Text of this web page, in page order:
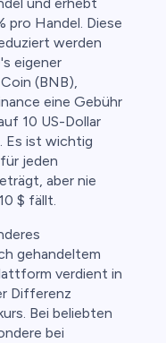
pro Handel. Diese
werden
eigener
(BNB),
eine Gebühr
10 US-Dollar
Es ist wichtig
jeden
aber nie
$ fällt.
gehandeltem
verdient in
Differenz
Bei beliebten
bei